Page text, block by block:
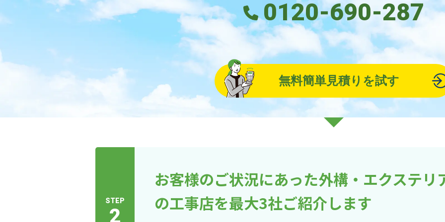
0120-690-287
無料簡単見積りを試す
STEP
2
お客様のご状況にあった外構・エクステリ
の工事店を最大3社ご紹介します